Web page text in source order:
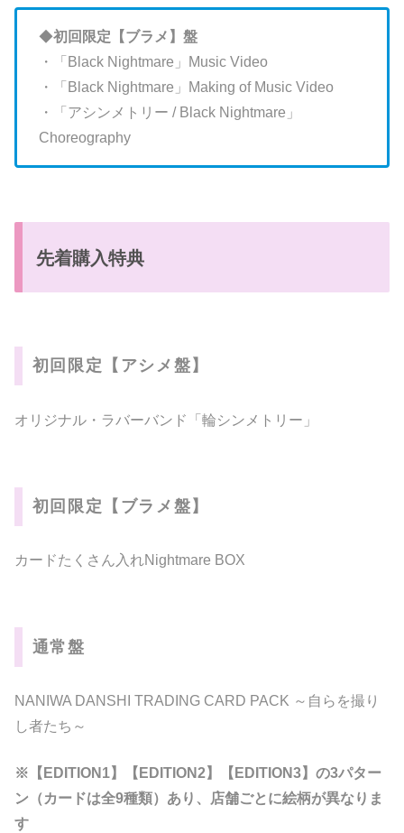
◆初回限定【ブラメ】盤
・「Black Nightmare」Music Video
・「Black Nightmare」Making of Music Video
・「アシンメトリー / Black Nightmare」
Choreography
先着購入特典
初回限定【アシメ盤】
オリジナル・ラバーバンド「輪シンメトリー」
初回限定【ブラメ盤】
カードたくさん入れNightmare BOX
通常盤
NANIWA DANSHI TRADING CARD PACK ～自らを撮り
し者たち～
※【EDITION1】【EDITION2】【EDITION3】の3パター
ン（カードは全9種類）あり、店舗ごとに絵柄が異なりま
す